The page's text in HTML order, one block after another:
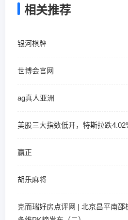
相关推荐
银河棋牌
世博会官网
ag真人亚洲
美股三大指数低开，特斯拉跌
赢正
胡乐麻将
克而瑞好房点评网 | 北京昌平南邵